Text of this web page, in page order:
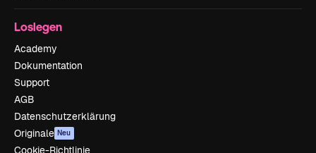
Loslegen
Academy
Dokumentation
Support
AGB
Datenschutzerklärung
Originale Neu
Cookie-Richtlinie